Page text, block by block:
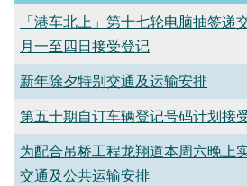
「港车北上」第十七轮电脑抽签递
月一至四日接受登记
新年除夕特别交通及运输安排
第五十期自订车辆登记号码计划接
为配合吊桥工程龙翔道本周六晚上
交通及公共运输安排